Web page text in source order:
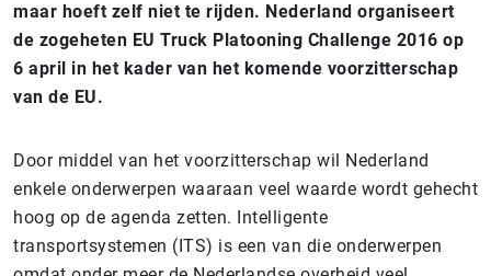
maar hoeft zelf niet te rijden. Nederland organiseert
de zogeheten EU Truck Platooning Challenge 2016 op
6 april in het kader van het komende voorzitterschap
van de EU.
Door middel van het voorzitterschap wil Nederland
enkele onderwerpen waaraan veel waarde wordt gehecht
hoog op de agenda zetten. Intelligente
transportsystemen (ITS) is een van die onderwerpen